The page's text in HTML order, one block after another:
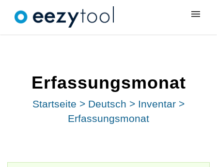
Anmeldung
Erfassungsmonat
Startseite > Deutsch > Inventar >
Erfassungsmonat